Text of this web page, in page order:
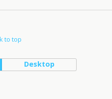
to top
Desktop